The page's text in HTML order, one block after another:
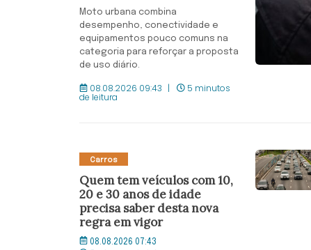
Moto urbana combina
desempenho, conectividade e
equipamentos pouco comuns na
categoria para reforçar a proposta
de uso diário.
08.08.2026 09:43 5 minutos
de leitura
Carros
Quem tem veículos com 10,
20 e 30 anos de idade
precisa saber desta nova
regra em vigor
08.08.2026 07:43